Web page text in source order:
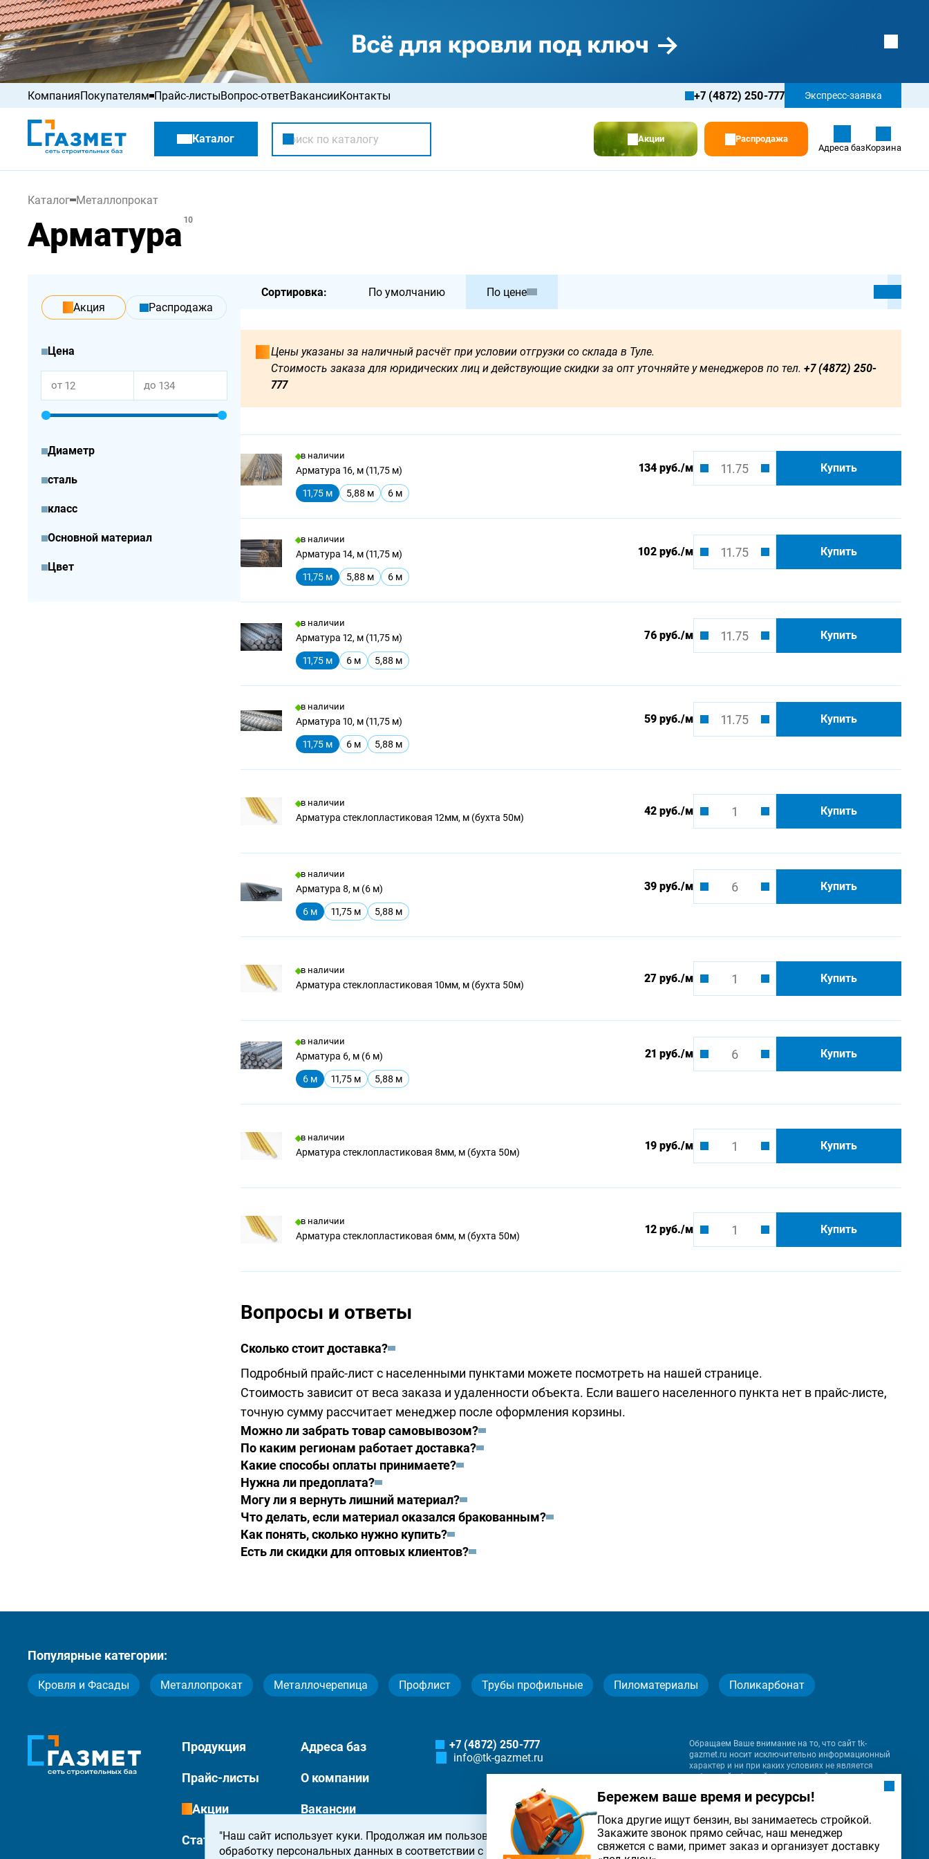
КомпанияПокупателям
Распродажа
Прайс-листыВопрос-ответВакансииКонтакты +7 (4872) 250-777 Экспресс-заявка
Каталог Акции
Распродажа
Адреса базКорзина
Каталог Металлопрокат
Арматура 10
акция Распродажа
Цена
от до
Диаметр
сталь
класс
Основной материал
Цвет
Сортировка: По умолчанию По цене
Цены указаны за наличный расчёт при условии отгрузки со склада в Туле.
Стоимость заказа для юридических лиц и действующие скидки за опт уточняйте у менеджеров по тел. +7 (4872) 250-
777
в наличии
Арматура 16, м (11,75 м)
11,75 м 5,88 м 6 м
134 руб./м Купить
в наличии
Арматура 14, м (11,75 м)
11,75 м 5,88 м 6 м
102 руб./м Купить
в наличии
Арматура 12, м (11,75 м)
11,75 м 6 м 5,88 м
76 руб./м Купить
в наличии
Арматура 10, м (11,75 м)
11,75 м 6 м 5,88 м
59 руб./м Купить
в наличии
Арматура стеклопластиковая 12мм, м (бухта 50м) 42 руб./м Купить
в наличии
Арматура 8, м (6 м)
6 м 11,75 м 5,88 м
39 руб./м Купить
в наличии
Арматура стеклопластиковая 10мм, м (бухта 50м) 27 руб./м Купить
в наличии
Арматура 6, м (6 м)
6 м 11,75 м 5,88 м
21 руб./м Купить
в наличии
Арматура стеклопластиковая 8мм, м (бухта 50м) 19 руб./м Купить
в наличии
Арматура стеклопластиковая 6мм, м (бухта 50м) 12 руб./м Купить
Вопросы и ответы
Сколько стоит доставка?
Подробный прайс-лист с населенными пунктами можете посмотреть на нашей странице.
Стоимость зависит от веса заказа и удаленности объекта. Если вашего населенного пункта нет в прайс-листе,
точную сумму рассчитает менеджер после оформления корзины.
Можно ли забрать товар самовывозом?
По каким регионам работает доставка?
Какие способы оплаты принимаете?
Нужна ли предоплата?
Могу ли я вернуть лишний материал?
Что делать, если материал оказался бракованным?
Как понять, сколько нужно купить?
Есть ли скидки для оптовых клиентов?
Популярные категории:
Кровля и Фасады Металлопрокат Металлочерепица Профлист Трубы профильные Пиломатериалы Поликарбонат
Продукция Адреса баз
Прайс-листы О компании
Акции Вакансии
Статьи Контакты
+7 (4872) 250-777
info@tk-gazmet.ru
Обращаем Ваше внимание на то, что сайт tk-
gazmet.ru носит исключительно информационный
характер и ни при каких условиях не является
публичной офертой, определяемой положениями
Федерации.
"Наш сайт использует куки. Продолжая им пользоваться, вы соглашаетесь на
обработку персональных данных в соответствии с
политикой конфиденциальности ОК
Бережем ваше время и ресурсы!
Пока другие ищут бензин, вы занимаетесь стройкой.
Закажите звонок прямо сейчас, наш менеджер
свяжется с вами, примет заказ и организует доставку